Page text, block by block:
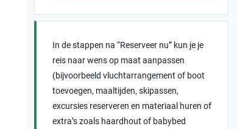
In de stappen na “Reserveer nu” kun je je
reis naar wens op maat aanpassen
(bijvoorbeeld vluchtarrangement of boot
toevoegen, maaltijden, skipassen,
excursies reserveren en materiaal huren of
extra’s zoals haardhout of babybed